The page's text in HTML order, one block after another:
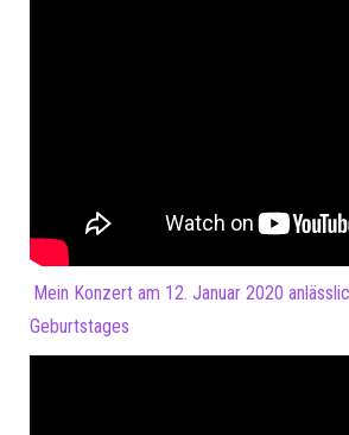
Mein Konzert am 12. Januar 2020
Geburtstages